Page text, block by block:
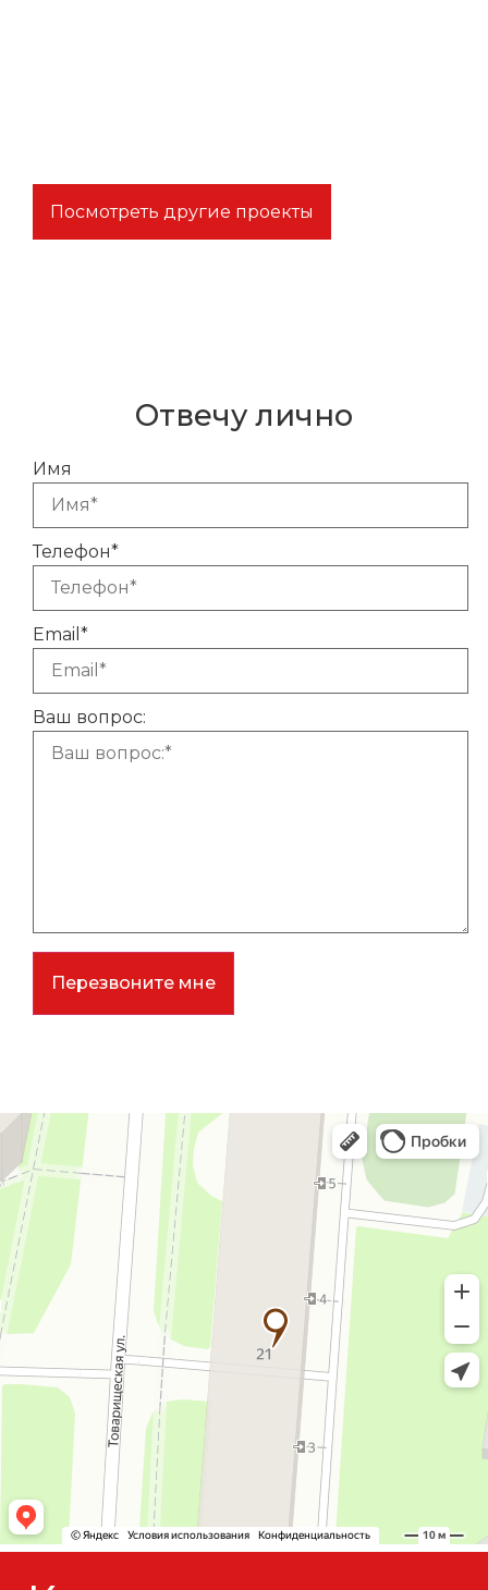
Посмотреть другие проекты
Отвечу лично
Имя
Телефон*
Email*
Ваш вопрос:
Перезвоните мне